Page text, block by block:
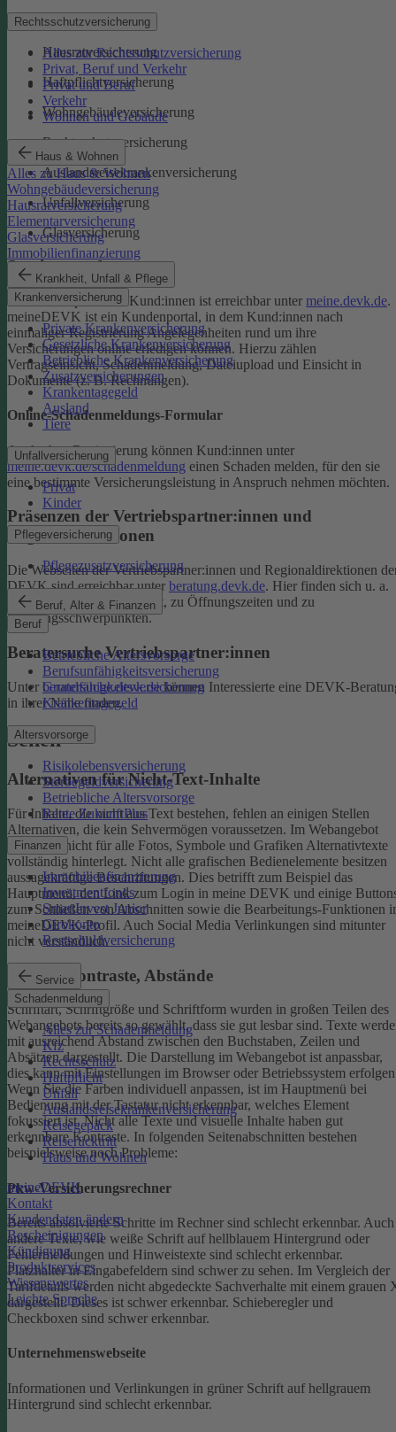
Rechtsschutzversicherung
Alles zur Rechtsschutzversicherung
Privat, Beruf und Verkehr
Privat und Beruf
Verkehr
Wohnen und Gebäude
Haus & Wohnen
Alles zu Haus & Wohnen
Wohngebäudeversicherung
Hausratversicherung
Elementarversicherung
Glasversicherung
Immobilienfinanzierung
Krankheit, Unfall & Pflege
Krankenversicherung
Private Krankenversicherung
Gesetzliche Krankenversicherung
Betriebliche Krankenversicherung
Zusatzversicherungen
Krankentagegeld
Ausland
Tiere
Unfallversicherung
Privat
Kinder
Pflegeversicherung
Pflegezusatzversicherung
Beruf, Alter & Finanzen
Beruf
Betriebliche Altersvorsorge
Berufsunfähigkeitsversicherung
Grundfähigkeitsversicherung
Krankentagegeld
Altersvorsorge
Risikolebensversicherung
Sterbegeldversicherung
Betriebliche Altersvorsorge
Rente ZukunftPlus
Finanzen
Immobilienfinanzierung
Investmentfonds
SmartInvest Junior
Girokonto
Restschuldversicherung
Service
Schadenmeldung
Alles zur Schadenmeldung
Kfz
Rechtsschutz
Haftpflicht
Unfall
Auslandsreisekrankenversicherung
Reisegepäck
Reiserücktritt
Haus und Wohnen
meineDEVK
Kontakt
Kundendaten ändern
Bescheinigungen
Kündigung
Produktservices
Wissenswertes
Leichte Sprache
Kfz-Versicherungen
Hausratversicherung
Haftpflichtversicherung
Wohngebäudeversicherung
Rechtsschutzversicherung
Auslandsreisekrankenversicherung
Unfallversicherung
Glasversicherung
Serviceportal
Das Serviceportal für Kund:innen ist erreichbar unter meine.devk.de.
meineDEVK ist ein Kundenportal, in dem Kund:innen nach
einmaliger Registrierung Angelegenheiten rund um ihre
Versicherungen online erledigen können. Hierzu zählen
Vertragseinsicht, Schadenmeldung, Dateiupload und Einsicht in
Dokumente (z. B. Rechnungen).
Online-Schadenmeldungs-Formular
Auch ohne Registrierung können Kund:innen unter
meine.devk.de/schadenmeldung einen Schaden melden, für den sie
eine bestimmte Versicherungsleistung in Anspruch nehmen möchten.
Präsenzen der Vertriebspartner:innen und
Regionaldirektionen
Die Webseiten der Vertriebspartner:innen und Regionaldirektionen
DEVK sind erreichbar unter beratung.devk.de. Hier finden sich u. a.
Informationen zum Standort, zu Öffnungszeiten und zu
Beratungsschwerpunkten.
Beratersuche Vertriebspartner:innen
Unter beratersuche.devk.dekönnen Interessierte eine DEVK-
in ihrer Nähe finden.
Sehen
Alternativen für Nicht-Text-Inhalte
Für Inhalte, die nicht aus Text bestehen, fehlen an einigen Stellen
Alternativen, die kein Sehvermögen voraussetzen. Im Webangebot
sind noch nicht für alle Fotos, Symbole und Grafiken Alternativtexte
vollständig hinterlegt. Nicht alle grafischen Bedienelemente besitzen
aussagekräftige Beschriftungen. Dies betrifft zum Beispiel das
Hauptmenü, den Link zum Login in meine DEVK und einige
zum Schließen von Abschnitten sowie die Bearbeitungs-Funktionen
meineDEVK-Profil. Auch Social Media Verlinkungen sind mitunter
nicht verständlich.
Schrift, Kontraste, Abstände
Schriftart, Schriftgröße und Schriftform wurden in großen Teilen des
Webangebots bereits so gewählt, dass sie gut lesbar sind. Texte
mit ausreichend Abstand zwischen den Buchstaben, Zeilen und
Absätzen dargestellt. Die Darstellung im Webangebot ist anpassbar,
dies kann mit Einstellungen im Browser oder Betriebssystem
Wenn Sie die Farben individuell anpassen, ist im Hauptmenü bei
Bedienung mit der Tastatur nicht erkennbar, welches Element
fokussiert ist.Nicht alle Texte und visuelle Inhalte haben gut
erkennbare Kontraste. In folgenden Seitenabschnitten bestehen
beispielsweise noch Probleme:
Pkw-Versicherungsrechner
Bereits absolvierte Schritte im Rechner sind schlecht erkennbar. Auch
andere Texte, wie weiße Schrift auf hellblauem Hintergrund oder
Fehlermeldungen und Hinweistexte sind schlecht erkennbar.
Platzhalter in Eingabefeldern sind schwer zu sehen. Im Vergleich der
Tarifdetails werden nicht abgedeckte Sachverhalte mit einem grauen
dargestellt. Dieses ist schwer erkennbar. Schieberegler und
Checkboxen sind schwer erkennbar.
Unternehmenswebseite
Informationen und Verlinkungen in grüner Schrift auf hellgrauem
Hintergrund sind schlecht erkennbar.